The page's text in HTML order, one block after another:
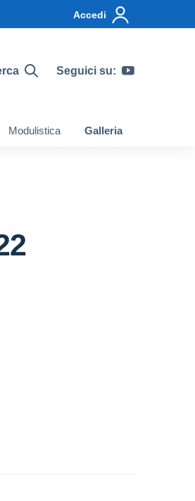
Accedi
Seguici su:
Modulistica Galleria